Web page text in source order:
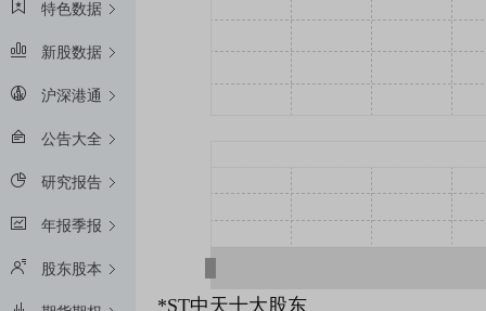
特色数据
新股数据
沪深港通
公告大全
研究报告
年报季报
股东股本
*ST中天十大股东